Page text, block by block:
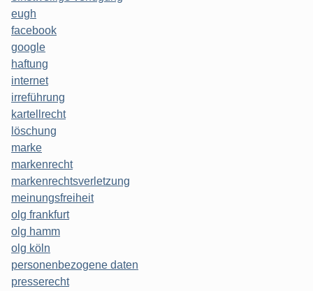
eugh
facebook
google
haftung
internet
irreführung
kartellrecht
löschung
marke
markenrecht
markenrechtsverletzung
meinungsfreiheit
olg frankfurt
olg hamm
olg köln
personenbezogene daten
presserecht